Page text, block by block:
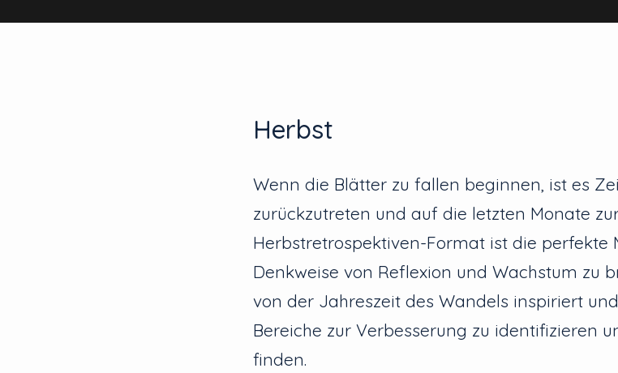
Herbst
Wenn die Blätter zu fallen beginnen, ist es
zurückzutreten und auf die letzten Monate
Herbstretrospektiven-Format ist die perfekte
Denkweise von Reflexion und Wachstum zu
von der Jahreszeit des Wandels inspiriert
Bereiche zur Verbesserung zu identifizieren
finden.